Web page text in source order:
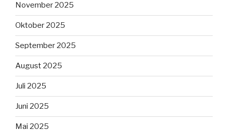
November 2025
Oktober 2025
September 2025
August 2025
Juli 2025
Juni 2025
Mai 2025